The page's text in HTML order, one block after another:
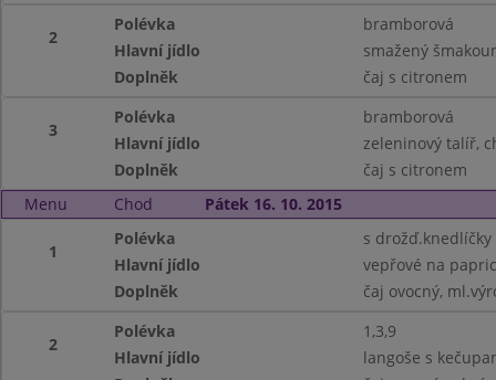
2
Polévka
bramborová
Hlavní jídlo
smažený
Doplněk
čaj s citronem
3
Polévka
bramborová
Hlavní jídlo
zeleninový talíř,
Doplněk
čaj s citronem
Menu
Chod Pátek 16. 10. 2015
1
Polévka
s drožď.knedlíčky
Hlavní jídlo
vepřové na
Doplněk
čaj ovocný,
2
Polévka
1,3,9
Hlavní jídlo
langoše s